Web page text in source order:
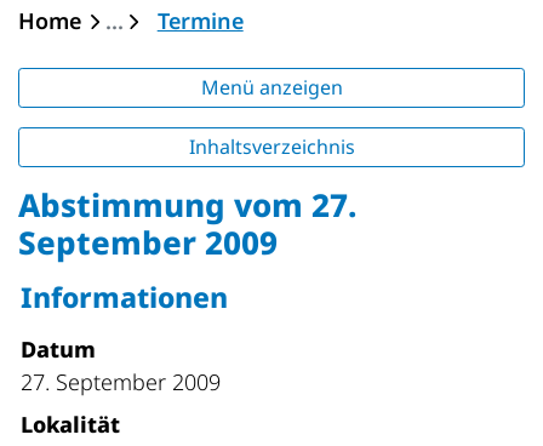
Home Termine(ausgewählt)
Menü anzeigen
Inhaltsverzeichnis
Abstimmung vom 27.
September 2009
Informationen
Datum
27. September 2009
Lokalität